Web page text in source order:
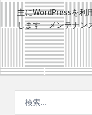
主にWordPressを利
します メンテナン